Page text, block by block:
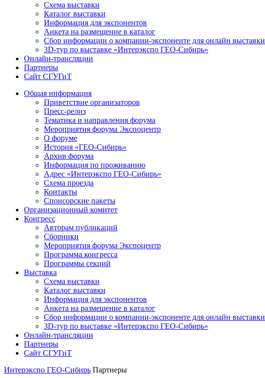
Схема выставки
Каталог выставки
Информация для экспонентов
Анкета на размещение в каталог
Сбор информации о компании-экспоненте для онлайн выставки
3D-тур по выставке «Интерэкспо ГЕО-Сибирь»
Онлайн-трансляции
Партнеры
Сайт СГУГиТ
Общая информация
Приветствие организаторов
Пресс-релиз
Тематика и направления форума
Мероприятия форума Экспоцентр
О форуме
История «ГЕО-Сибирь»
Архив форума
Информация по проживанию
Адрес «Интерэкспо ГЕО-Сибирь»
Схема проезда
Контакты
Спонсорские пакеты
Организационный комитет
Конгресс
Авторам публикаций
Сборники
Мероприятия форума Экспоцентр
Программа конгресса
Программы секций
Выставка
Схема выставки
Каталог выставки
Информация для экспонентов
Анкета на размещение в каталог
Сбор информации о компании-экспоненте для онлайн выставки
3D-тур по выставке «Интерэкспо ГЕО-Сибирь»
Онлайн-трансляции
Партнеры
Сайт СГУГиТ
Интерэкспо ГЕО-Сибирь Партнеры